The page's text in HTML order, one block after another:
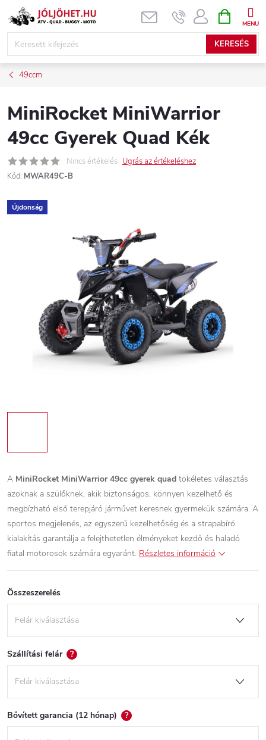
Ugrás
KERESÉS
KOSÁR
49ccm
MiniRocket MiniWarrior
49cc Gyerek Quad Kék
Nincs értékelés Ugrás az értékeléshez
Kód: MWAR49C-B
Újdonság
A MiniRocket MiniWarrior 49cc gyerek quad tökéletes választás
azoknak a szülőknek, akik biztonságos, könnyen kezelhető és
megbízható első terepjáró járművet keresnek gyermekük számára. A
sportos megjelenés, az egyszerű kezelhetőség és a strapabíró
kialakítás garantálja a felejthetetlen élményeket kezdő és haladó
fiatal motorosok számára egyaránt. Részletes információ
Összeszerelés
Szállítási felár ?
Bővített garancia (12 hónap) ?